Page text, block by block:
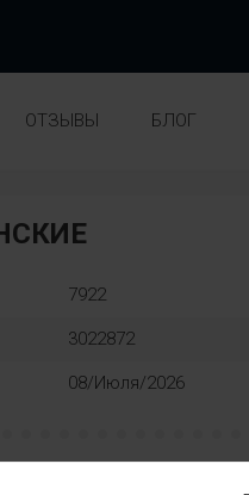
ОТЗЫВЫ БЛОГ
7922
3022872
08/Июля/2026